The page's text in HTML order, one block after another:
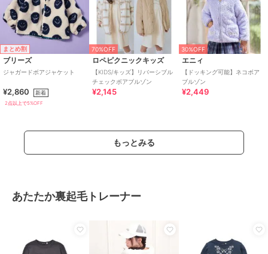
まとめ割
ブリーズ
ジャガードボアジャケット
¥2,860 新着
2点以上で5%OFF
70%OFF
ロペピクニックキッズ
【KIDS/キッズ】リバーシブル
チェックボアブルゾン
¥2,145
30%OFF
エニィ
【ドッキング可能】ネコボア
ブルゾン
¥2,449
もっとみる
あたたか裏起毛トレーナー